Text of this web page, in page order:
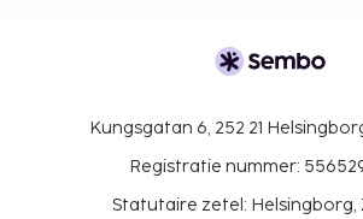
Kungsgatan 6, 252 21
Registratie nummer:
Statutaire zetel: Helsingborg,